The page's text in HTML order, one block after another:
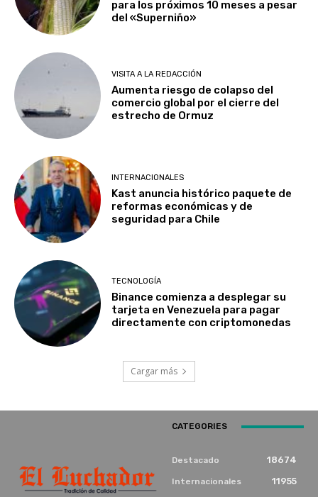
para los próximos 10 meses a pesar
del «Superniño»
VISITA A LA REDACCIÓN
Aumenta riesgo de colapso del
comercio global por el cierre del
estrecho de Ormuz
INTERNACIONALES
Kast anuncia histórico paquete de
reformas económicas y de
seguridad para Chile
TECNOLOGÍA
Binance comienza a desplegar su
tarjeta en Venezuela para pagar
directamente con criptomonedas
Cargar más
CATEGORIES
Destacado 18674
Internacionales 11955